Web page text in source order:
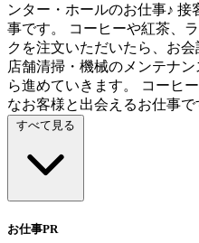
ンター・ホールのお仕事♪
事です。 コーヒーや紅茶、
クを注文いただいたら、お
店舗清掃・機械のメンテナ
ら進めていきます。 コーヒ
なお客様と出会えるお仕事で
すべて見る
お仕事PR